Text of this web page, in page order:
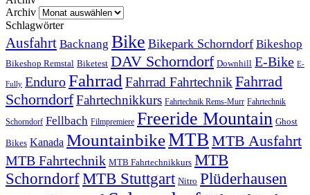
Archiv
Schlagwörter
Ausfahrt Backnang Bike Bikepark Schorndorf Bikeshop
Bikeshop Remstal Biketest DAV Schorndorf Downhill E-Bike E-
Fully EnduroFahrrad Fahrrad Fahrtechnik Fahrrad
SchorndorfFahrtechnikkurs Fahrtechnik Rems-Murr Fahrtechnik
Schorndorf Fellbach Filmpremiere Freeride Mountain Ghost
Bikes Kanada MountainbikeMTB MTB Ausfahrt
MTB Fahrtechnik MTB Fahrtechnikkurs MTB
SchorndorfMTB Stuttgart Nitro Plüderhausen